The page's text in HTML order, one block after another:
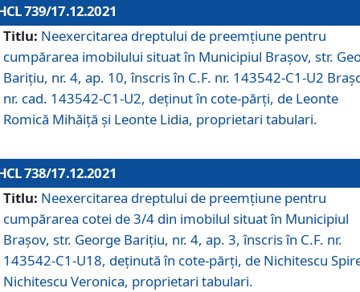
739/17.12.2021
Titlu: Neexercitarea dreptului de preemţiune pentru
cumpărarea imobilului situat în Municipiul Braşov, str.
Barițiu, nr. 4, ap. 10, înscris în C.F. nr. 143542-C1-U2
nr. cad. 143542-C1-U2, deținut în cote-părți, de Leonte
Romică Mihăiță și Leonte Lidia, proprietari tabulari.
738/17.12.2021
Titlu: Neexercitarea dreptului de preemţiune pentru
cumpărarea cotei de 3/4 din imobilul situat în Municipiul
Braşov, str. George Barițiu, nr. 4, ap. 3, înscris în C.F. nr.
143542-C1-U18, deținută în cote-părți, de Nichitescu
Nichitescu Veronica, proprietari tabulari.